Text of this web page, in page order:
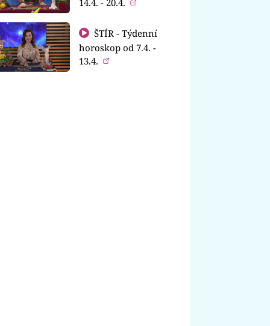
14.4. - 20.4.
ŠTÍR - Týdenní
horoskop od 7.4. -
13.4.